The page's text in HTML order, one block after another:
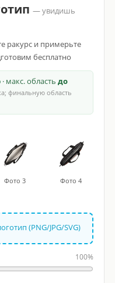
— увидишь
ракурс и примерьте
бесплатно
· макс. область до
финальную область
Фото 3 Фото 4
(PNG/JPG/SVG)
100%